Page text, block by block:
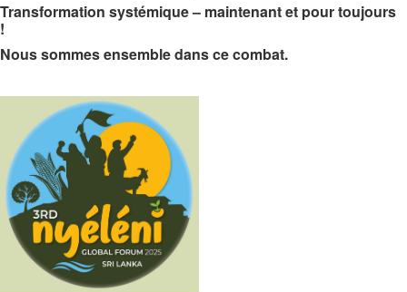
Transformation systémique – maintenant et pour toujours
!
Nous sommes ensemble dans ce combat.